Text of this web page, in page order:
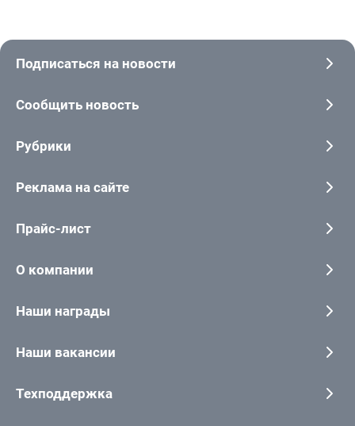
Подписаться на новости
Сообщить новость
Рубрики
Реклама на сайте
Прайс-лист
О компании
Наши награды
Наши вакансии
Техподдержка